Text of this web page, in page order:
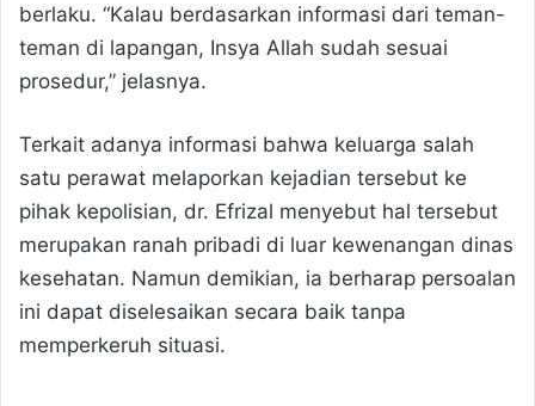
berlaku. “Kalau berdasarkan informasi dari teman-
teman di lapangan, Insya Allah sudah sesuai
prosedur,” jelasnya.
Terkait adanya informasi bahwa keluarga salah
satu perawat melaporkan kejadian tersebut ke
pihak kepolisian, dr. Efrizal menyebut hal tersebut
merupakan ranah pribadi di luar kewenangan dinas
kesehatan. Namun demikian, ia berharap persoalan
ini dapat diselesaikan secara baik tanpa
memperkeruh situasi.